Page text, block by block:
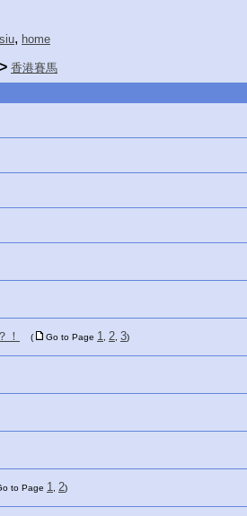
, home
香港賽馬
！ ( Go to Page 1 2 3)
to Page 1 2)